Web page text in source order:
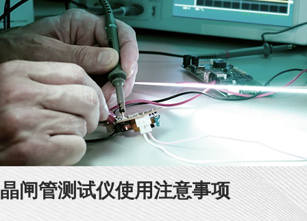
晶闸管测试仪使用注意事项